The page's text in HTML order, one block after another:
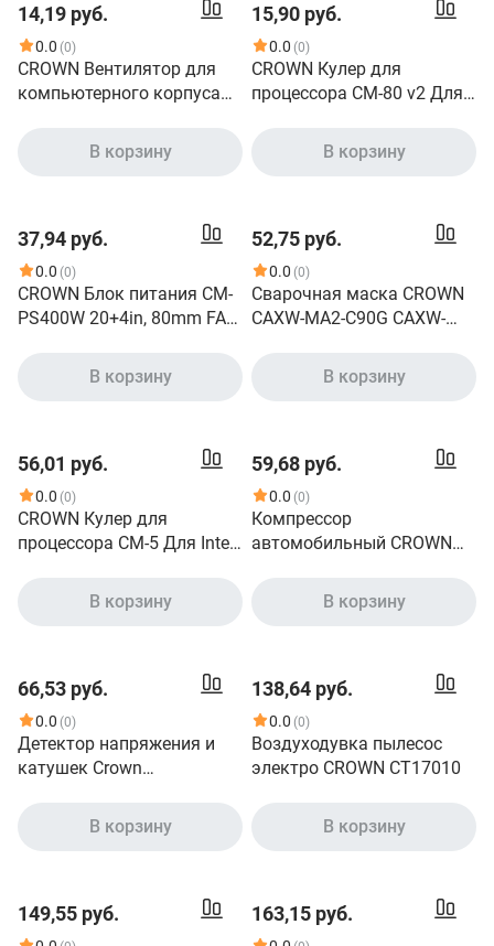
14,19 руб.
0.0 (0)
CROWN Вентилятор для
компьютерного корпуса
120*120*25мм;Синий
16LED;1500 об/
скольжения;3pin+MOLEX
папа-мама 40+10см
В корзину
15,90 руб.
0.0 (0)
CROWN Кулер для
процессора CM-80 v2 Для
65 Ватт, коннектор 3 pin,
Низкая посадка
подшипник, Размер:
115*103*42 мм
(CM000003693)
В корзину
37,94 руб.
0.0 (0)
CROWN Блок питания CM-
PS400W 20+4in, 80mm FAN,
FDD*1, 4+4pin, Lines 1x12V
OEM (CM000000002)
В корзину
52,75 руб.
0.0 (0)
Сварочная маска CROWN
CAXW-MA2-C90G CAXW-
В корзину
56,01 руб.
0.0 (0)
CROWN Кулер для
процессора CM-5 Для Intel
Ватт,5шт. теплопроводных
трубок,Синяя
скиий подшипник,Размер:
148*126*85 мм
В корзину
59,68 руб.
0.0 (0)
Компрессор
автомобильный CROWN
В корзину
66,53 руб.
0.0 (0)
Детектор напряжения и
катушек Crown
В корзину
138,64 руб.
0.0 (0)
Воздуходувка пылесос
электро CROWN CT17010
В корзину
149,55 руб. 163,15 руб.